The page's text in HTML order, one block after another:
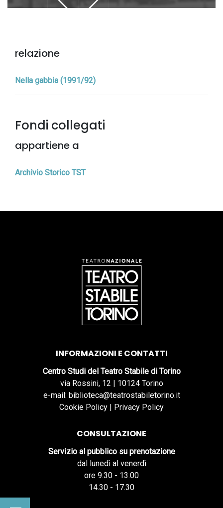
relazione
Nella gabbia (1991/92)
Fondi collegati
appartiene a
Archivio Storico TST
INFORMAZIONI E CONTATTI
Centro Studi del Teatro Stabile di Torino
via Rossini, 12 | 10124 Torino
e-mail: biblioteca@teatrostabiletorino.it
Cookie Policy | Privacy Policy
CONSULTAZIONE
Servizio al pubblico su prenotazione
dal lunedì al venerdì
ore 9.30 - 13.00
14.30 - 17.30